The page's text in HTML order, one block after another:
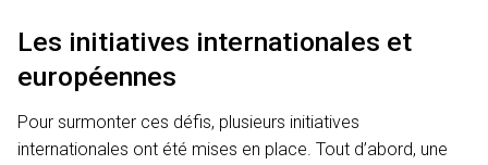
Les initiatives internationales et
européennes
Pour surmonter ces défis, plusieurs initiatives
internationales ont été mises en place. Tout d’abord, une